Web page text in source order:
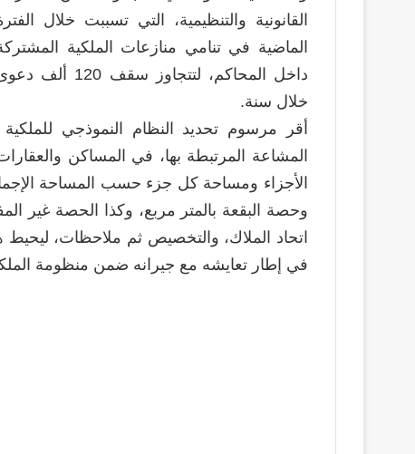
القانونية والتنظيمية، التي تسببت خلال
الماضية في تنامي منازعات الملكية
داخل المحاكم، لتتجاوز سقف 120 ألف
خلال سنة.
أقر مرسوم تحديد النظام النموذجي
المشاعة المرتبطة بها، في المساكن
الأجزاء ومساحة كل جزء حسب المساحة
وحصة البقعة بالمتر مربع، وكذا الحصة غير
اتحاد الملاك، والتخصيص ثم ملاحظات،
في إطار تعايشه مع جيرانه ضمن منظومة